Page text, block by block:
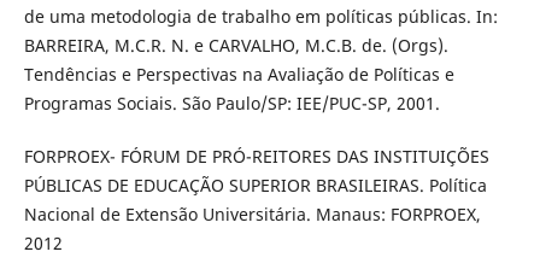
de uma metodologia de trabalho em políticas públicas. In:
BARREIRA, M.C.R. N. e CARVALHO, M.C.B. de. (Orgs).
Tendências e Perspectivas na Avaliação de Políticas e
Programas Sociais. São Paulo/SP: IEE/PUC-SP, 2001.
FORPROEX- FÓRUM DE PRÓ-REITORES DAS INSTITUIÇÕES
PÚBLICAS DE EDUCAÇÃO SUPERIOR BRASILEIRAS. Política
Nacional de Extensão Universitária. Manaus: FORPROEX,
2012